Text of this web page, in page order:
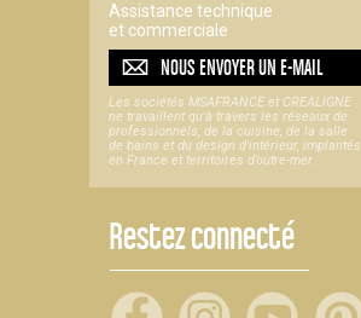
Assistance technique
et commerciale
NOUS ENVOYER UNE-MAIL
Les sociétés MSAFRANCE et CREALIGNE
ne travaillent qu'à travers les réseaux de
professionnels, de la cuisine, de la salle
de bains et du design d'intérieur, implantés
en France et territoires d’outre-mer.
Restez connecté